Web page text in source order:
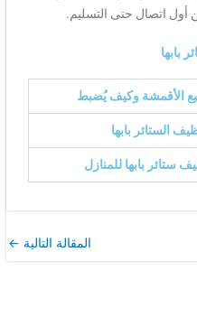
أول اتصال حتى التسليم.
بابها
الأقمشة وكيف يُضبط
الستائر بابها
بابها للمنازل
المقالة التالية ←